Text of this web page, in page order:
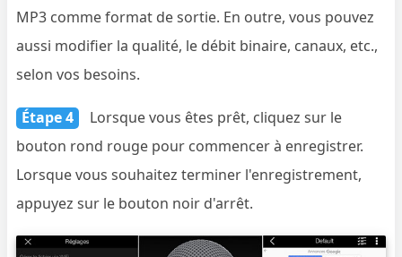
MP3 comme format de sortie. En outre, vous pouvez
aussi modifier la qualité, le débit binaire, canaux, etc.,
selon vos besoins.
Étape 4
Lorsque vous êtes prêt, cliquez sur le
bouton rond rouge pour commencer à enregistrer.
Lorsque vous souhaitez terminer l'enregistrement,
appuyez sur le bouton noir d'arrêt.